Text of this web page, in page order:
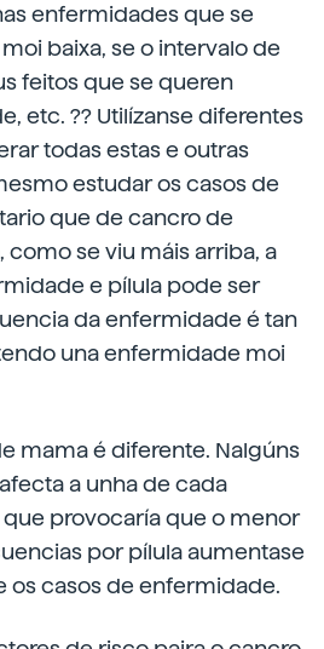
enfermidades que se
baixa, se o intervalo de
feitos que se queren
etc. ?? Utilízanse diferentes
todas estas e outras
estudar os casos de
que de cancro de
como se viu máis arriba, a
e pílula pode ser
da enfermidade é tan
una enfermidade moi
mama é diferente. Nalgúns
a unha de cada
provocaría que o menor
por pílula aumentase
casos de enfermidade.